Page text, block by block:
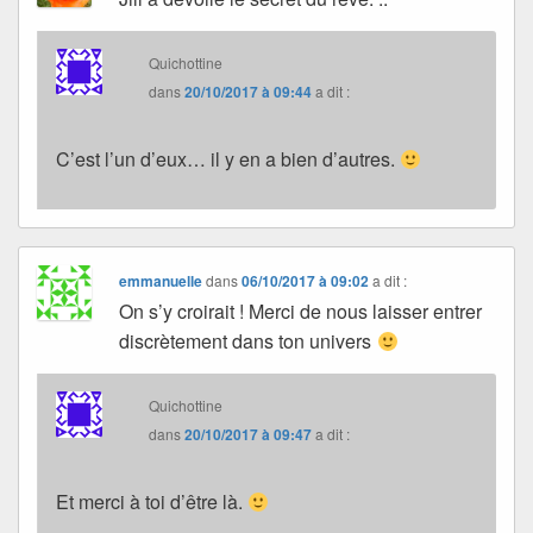
Quichottine
dans20/10/2017 à 09:44a dit :
C’est l’un d’eux… il y en a bien d’autres.
emmanuelledans06/10/2017 à 09:02 a dit :
On s’y croirait ! Merci de nous laisser entrer
discrètement dans ton univers
Quichottine
dans20/10/2017 à 09:47a dit :
Et merci à toi d’être là.